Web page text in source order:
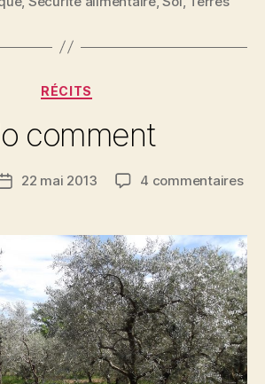
Catégories
RÉCITS
comment
Date22 mai 2013 4 commentairessur